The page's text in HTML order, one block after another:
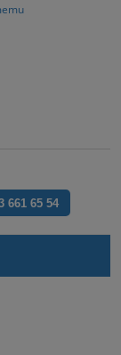
661 65 54